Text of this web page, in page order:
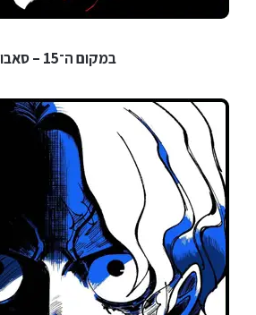
במקום ה־15 – סאבו!